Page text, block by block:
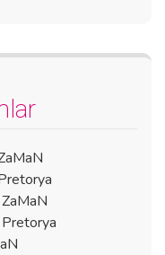
ZaMaN
Pretorya